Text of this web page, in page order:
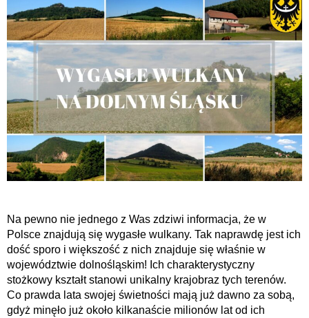
Na pewno nie jednego z Was zdziwi informacja, że w
Polsce znajdują się wygasłe wulkany. Tak naprawdę jest ich
dość sporo i większość z nich znajduje się właśnie w
województwie dolnośląskim! Ich charakterystyczny
stożkowy kształt stanowi unikalny krajobraz tych terenów.
Co prawda lata swojej świetności mają już dawno za sobą,
gdyż minęło już około kilkanaście milionów lat od ich